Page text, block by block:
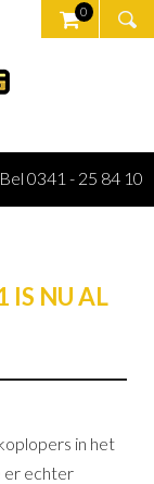
0
Bel 0341 - 25 84 10
IS NU AL
in het
er echter